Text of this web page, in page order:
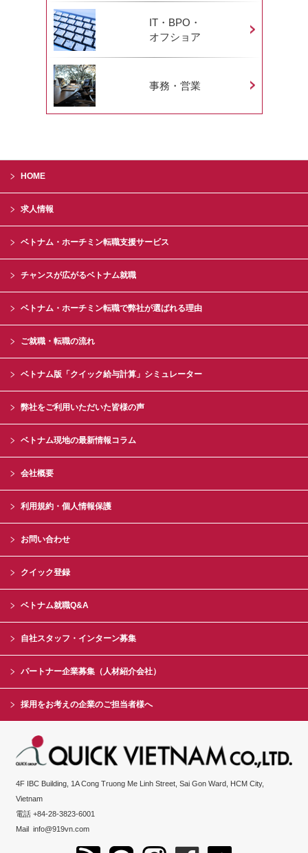
IT・BPO・
オフショア
事務・営業
HOME
求人情報
ベトナム・ホーチミン転職支援サービス
チャンスが広がるベトナム就職
ベトナム・ホーチミン転職で弊社が選ばれる理由
ご就職・転職の流れ
ベトナム版「クイック給与計算」シミュレーター
弊社をご利用いただいた皆様の声
ベトナム現地の最新情報コラム
会社概要
利用規約・個人情報保護
お問い合わせ
クイック登録
ベトナム就職Q&A
自社スタッフ・インターン募集
パートナー企業募集（人材紹介会社）
採用をお考えの企業のご担当者様へ
4F IBC Building, 1A Cong Truong Me Linh Street, Sai Gon Ward, HCM City,
Vietnam
電話 +84-28-3823-6001
Mailinfo@919vn.com